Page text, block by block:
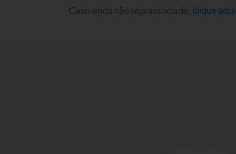
Caso ainda não seja associado, clique aqui